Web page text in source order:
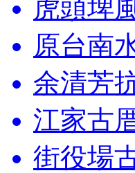
虎頭埤
原台南
余清芳
江家古
街役場